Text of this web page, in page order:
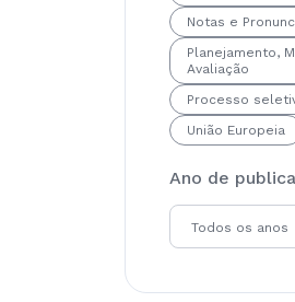
Notas e
Planejamento,
Avaliação
Processo
União Europeia
Ano de